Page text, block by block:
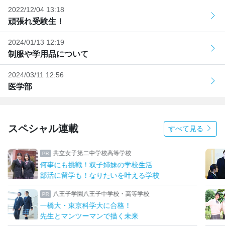
2022/12/04 13:18
頑張れ受験生！
2024/01/13 12:19
制服や学用品について
2024/03/11 12:56
医学部
スペシャル連載 すべて見る
上野学園中学校・高等学校
ハープやフルート！ひとり一つの楽器
上野ならではのフィールドワーク
日本大学豊山女子中学校・高等学校
理想を形にデザインと機能性をアップ
生徒たちに託された夏服リニューアル